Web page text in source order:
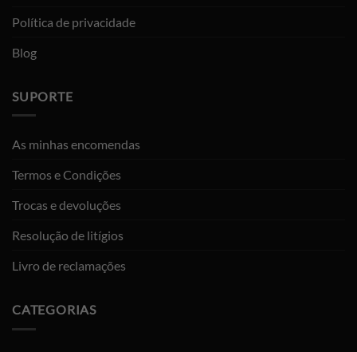
Política de privacidade
Blog
SUPORTE
As minhas encomendas
Termos e Condições
Trocas e devoluções
Resolução de litígios
Livro de reclamações
CATEGORIAS